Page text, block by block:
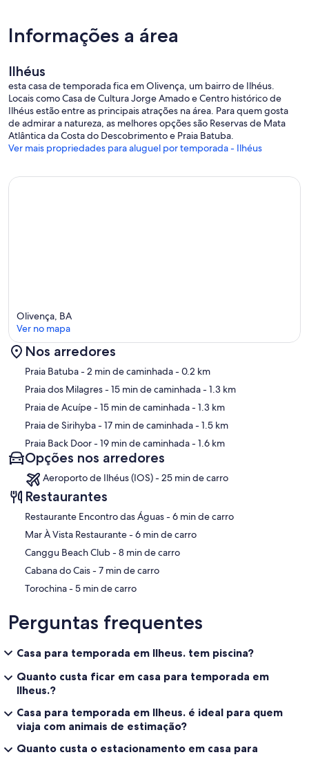
Informações a área
Ilhéus
esta casa de temporada fica em Olivença, um bairro de Ilhéus.
Locais como Casa de Cultura Jorge Amado e Centro histórico de
Ilhéus estão entre as principais atrações na área. Para quem gosta
de admirar a natureza, as melhores opções são Reservas de Mata
Atlântica da Costa do Descobrimento e Praia Batuba.
Ver mais propriedades para aluguel por temporada - Ilhéus
Mapa
Olivença, BA
Ver no mapa
Nos arredores
Praia Batuba- 2 min de caminhada- 0.2 km
Praia dos Milagres- 15 min de caminhada- 1.3 km
Praia de Acuípe- 15 min de caminhada- 1.3 km
Praia de Sirihyba- 17 min de caminhada- 1.5 km
Praia Back Door- 19 min de caminhada- 1.6 km
Opções nos arredores
Aeroporto de Ilhéus (IOS) - 25 min de carro
Restaurantes
‪Restaurante Encontro das Águas - ‬6 min de carro
‪Mar À Vista Restaurante - ‬6 min de carro
‪Canggu Beach Club - ‬8 min de carro
‪Cabana do Cais - ‬7 min de carro
‪Torochina - ‬5 min de carro
Perguntas frequentes
Casa para temporada em Ilheus. tem piscina?
Quanto custa ficar em casa para temporada em
Ilheus.?
Casa para temporada em Ilheus. é ideal para quem
viaja com animais de estimação?
Quanto custa o estacionamento em casa para